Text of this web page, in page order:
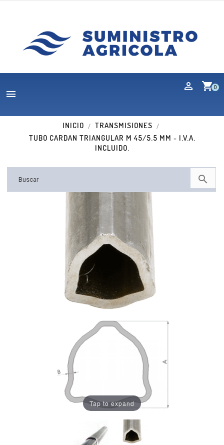
shopping_cart0

INICIO
TRANSMISIONES
TUBO CARDAN TRIANGULAR M 45/5.5 MM - I.V.A.
INCLUIDO.

Tap to expand